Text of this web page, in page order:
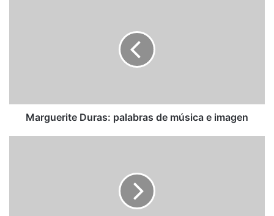
Marguerite Duras: palabras de música e imagen